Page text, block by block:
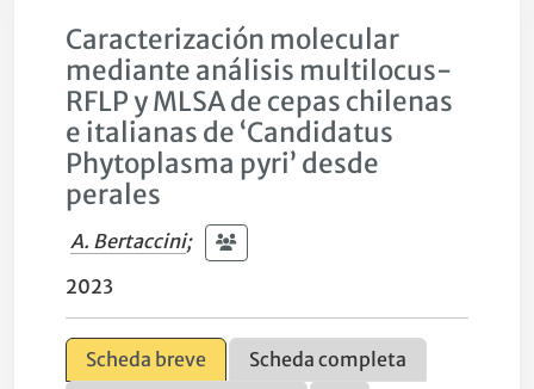
Caracterización molecular
mediante análisis multilocus-
RFLP y MLSA de cepas chilenas
e italianas de ‘Candidatus
Phytoplasma pyri’ desde
perales
A. Bertaccini;
2023
Scheda breve
Scheda completa